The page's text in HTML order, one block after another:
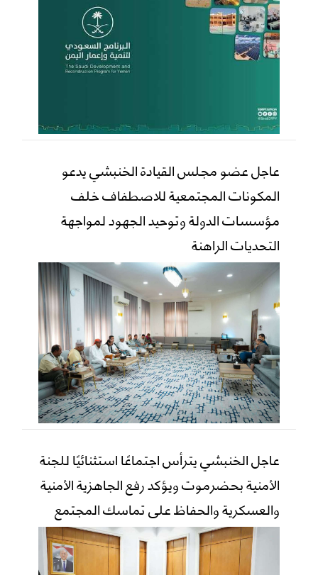
عاجل عضو مجلس القيادة الخنبشي يدعو
المكونات المجتمعية للاصطفاف خلف
مؤسسات الدولة وتوحيد الجهود لمواجهة
التحديات الراهنة
عاجل الخنبشي يترأس اجتماعًا استثنائيًا للجنة
الأمنية بحضرموت ويؤكد رفع الجاهزية الأمنية
والعسكرية والحفاظ على تماسك المجتمع